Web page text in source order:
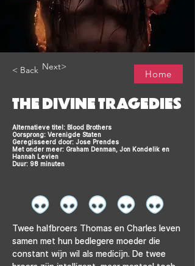
< Back Next>
Home
THE DIVINE TRAGEDIES
Alternatieve titel: Blood Brothers
Oorsprong: Verenigde Staten
Geregisseerd door: Jose Prendes
Met onder meer: Graham Denman, Jon Kondelik en
Hannah Levien
Duur: 98 minuten
Twee halfbroers Thomas en Charles leven
samen met hun bedlegere moeder die
constant wijn wil als medicijn. De twee